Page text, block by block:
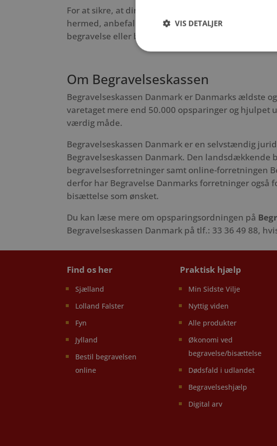
For at sikre, at dine pårørende kender dine ønsker
hermed, anbefales det at udfylde et eksemplar af
begravelse eller bisættelse skal foregå, så dine
Om Begravelseskassen
Begravelseskassen Danmark er Danmarks ældste
varetaget mere end 50.000 opsparinger og hjulpet
værdig måde.
Begravelseskassen Danmark er en selvstændig
Begravelseskassen Danmark. Den landsdækkende
begravelsesforretninger samt online-forretningen
derfor har Begravelse Danmarks forretninger
bisættelse som ønsket.
Du kan læse mere om opsparingsordningen på
Begravelseskassen Danmark på tlf.: 33 36 49 88,
Find os her
Sjælland
Lolland Falster
Fyn
Jylland
Bestil begravelsen
online
Praktisk hjælp
Min Sidste Vilje
Nyttig viden
Alle produkter
Økonomi ved
begravelse/bisættelse
Dødsfald i udlandet
Begravelseshjælp
Digital arv
VIS DETALJER